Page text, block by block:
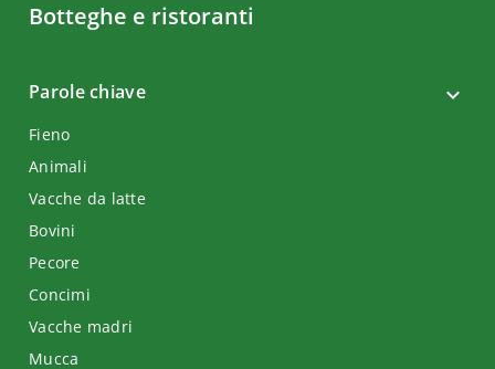
Botteghe e ristoranti
Parole chiave
Fieno
Animali
Vacche da latte
Bovini
Pecore
Concimi
Vacche madri
Mucca